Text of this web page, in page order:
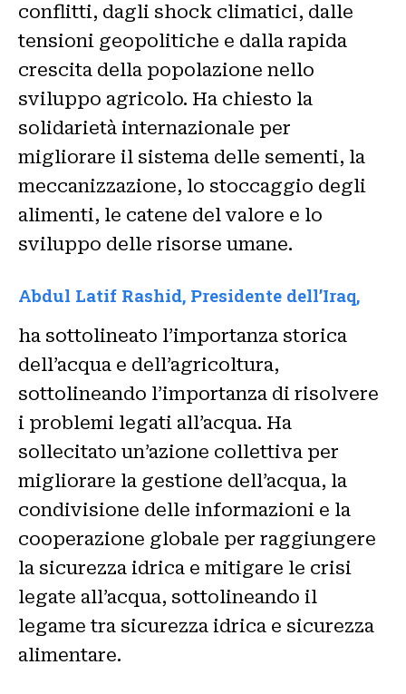
conflitti, dagli shock climatici, dalle
tensioni geopolitiche e dalla rapida
crescita della popolazione nello
sviluppo agricolo. Ha chiesto la
solidarietà internazionale per
migliorare il sistema delle sementi, la
meccanizzazione, lo stoccaggio degli
alimenti, le catene del valore e lo
sviluppo delle risorse umane.
Abdul Latif Rashid, Presidente dell’Iraq,
ha sottolineato l’importanza storica
dell’acqua e dell’agricoltura,
sottolineando l’importanza di risolvere
i problemi legati all’acqua. Ha
sollecitato un’azione collettiva per
migliorare la gestione dell’acqua, la
condivisione delle informazioni e la
cooperazione globale per raggiungere
la sicurezza idrica e mitigare le crisi
legate all’acqua, sottolineando il
legame tra sicurezza idrica e sicurezza
alimentare.